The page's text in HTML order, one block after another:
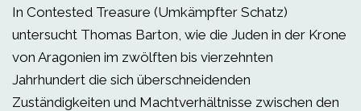
In Contested Treasure (Umkämpfter Schatz)
untersucht Thomas Barton, wie die Juden in der Krone
von Aragonien im zwölften bis vierzehnten
Jahrhundert die sich überschneidenden
Zuständigkeiten und Machtverhältnisse zwischen den